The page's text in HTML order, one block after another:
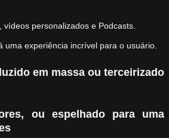
personalizados e Podcasts.
uma experiência incrível para o usuário.
em massa ou terceirizado
ou espelhado para uma